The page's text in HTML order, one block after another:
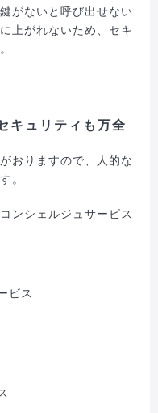
がないと呼び出せない
上がれないため、セキ
キュリティも万全
おりますので、人的な
。
ンシェルジュサービス
ビス